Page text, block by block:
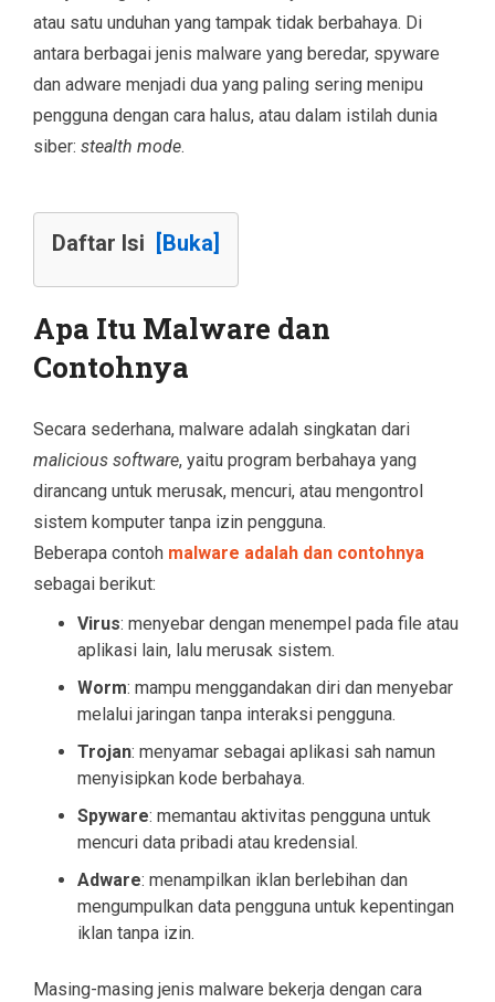
atau satu unduhan yang tampak tidak berbahaya. Di
antara berbagai jenis malware yang beredar, spyware
dan adware menjadi dua yang paling sering menipu
pengguna dengan cara halus, atau dalam istilah dunia
siber: stealth mode.
Daftar Isi [Buka]
Apa Itu Malware dan
Contohnya
Secara sederhana, malware adalah singkatan dari
malicious software, yaitu program berbahaya yang
dirancang untuk merusak, mencuri, atau mengontrol
sistem komputer tanpa izin pengguna.
Beberapa contoh malware adalah dan contohnya
sebagai berikut:
Virus: menyebar dengan menempel pada file atau
aplikasi lain, lalu merusak sistem.
Worm: mampu menggandakan diri dan menyebar
melalui jaringan tanpa interaksi pengguna.
Trojan: menyamar sebagai aplikasi sah namun
menyisipkan kode berbahaya.
Spyware: memantau aktivitas pengguna untuk
mencuri data pribadi atau kredensial.
Adware: menampilkan iklan berlebihan dan
mengumpulkan data pengguna untuk kepentingan
iklan tanpa izin.
Masing-masing jenis malware bekerja dengan cara